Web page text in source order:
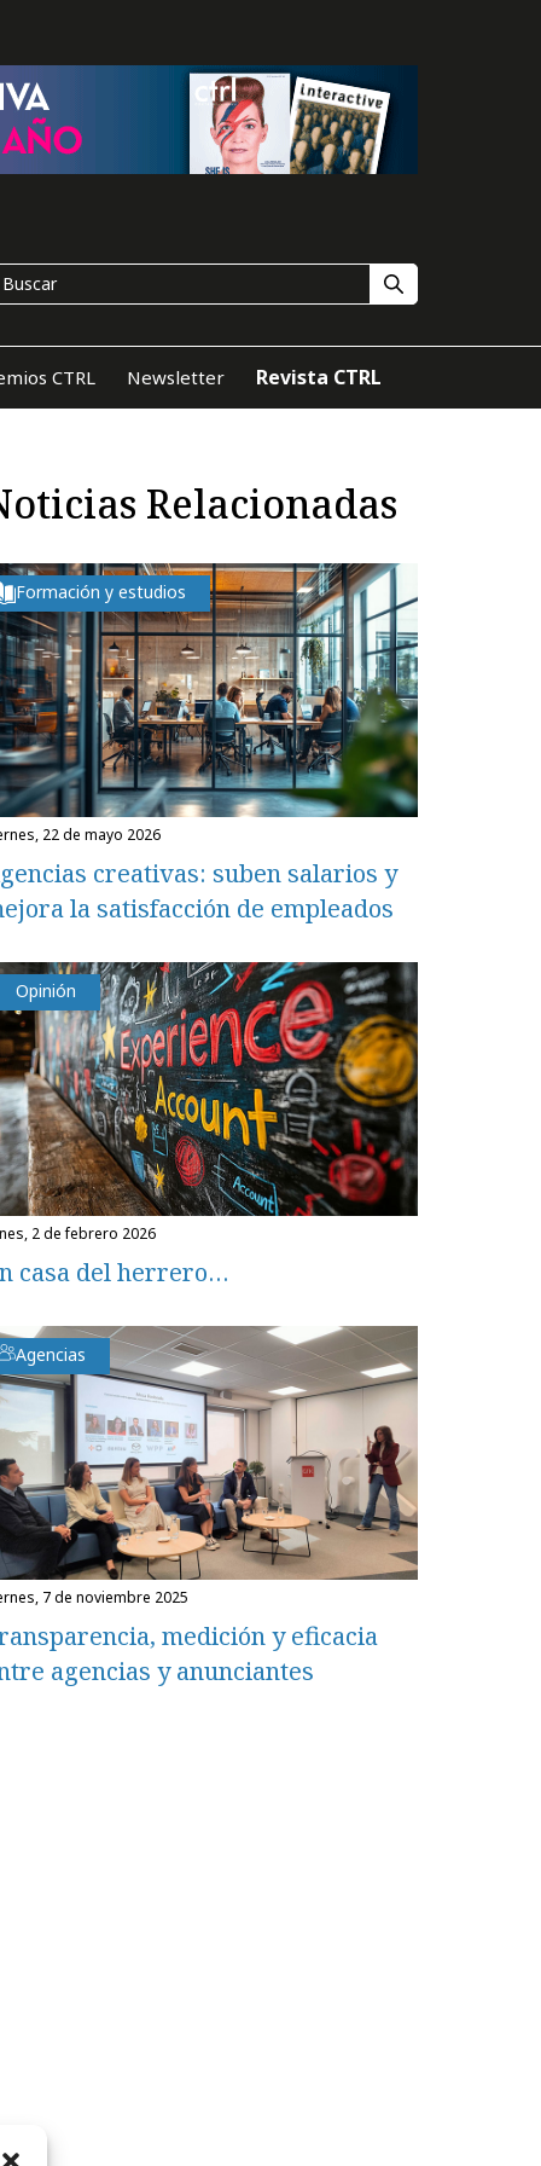
CTRL Newsletter Revista CTRL
Relacionadas
Formación y estudios
22 de mayo 2026
creativas: suben salarios y
la satisfacción de empleados
Opinión
2 de febrero 2026
casa del herrero…
Agencias
7 de noviembre 2025
medición y eficacia
agencias y anunciantes